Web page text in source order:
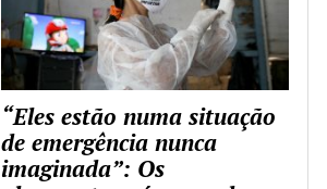
“Eles estão numa situação
de emergência nunca
imaginada”: Os